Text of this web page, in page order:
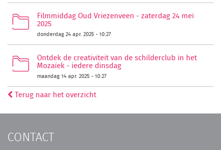
Filmmiddag Oud Vriezenveen - zaterdag 24 mei
2025
donderdag 24 apr. 2025 - 10:27
Ontdek de creativiteit van de schilderclub in het
Mozaïek - iedere dinsdag
maandag 14 apr. 2025 - 10:27
Terug naar het overzicht
CONTACT